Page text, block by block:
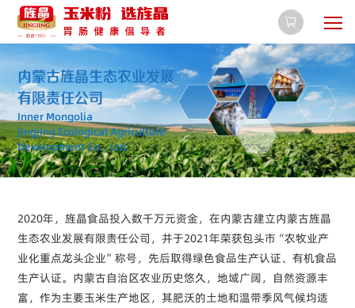

内蒙古旌晶生态农业发展
有限责任公司
Inner Mongolia
Jingjing Ecological Agriculture
Development Co. , Ltd.
2020年，旌晶食品投入数千万元资金，在内蒙古建立内蒙古旌晶
生态农业发展有限责任公司，并于2021年荣获包头市“农牧业产
业化重点龙头企业”称号，先后取得绿色食品生产认证、有机食品
生产认证。内蒙古自治区农业历史悠久，地域广阔，自然资源丰
富，作为主要玉米生产地区，其肥沃的土地和温带季风气候均适